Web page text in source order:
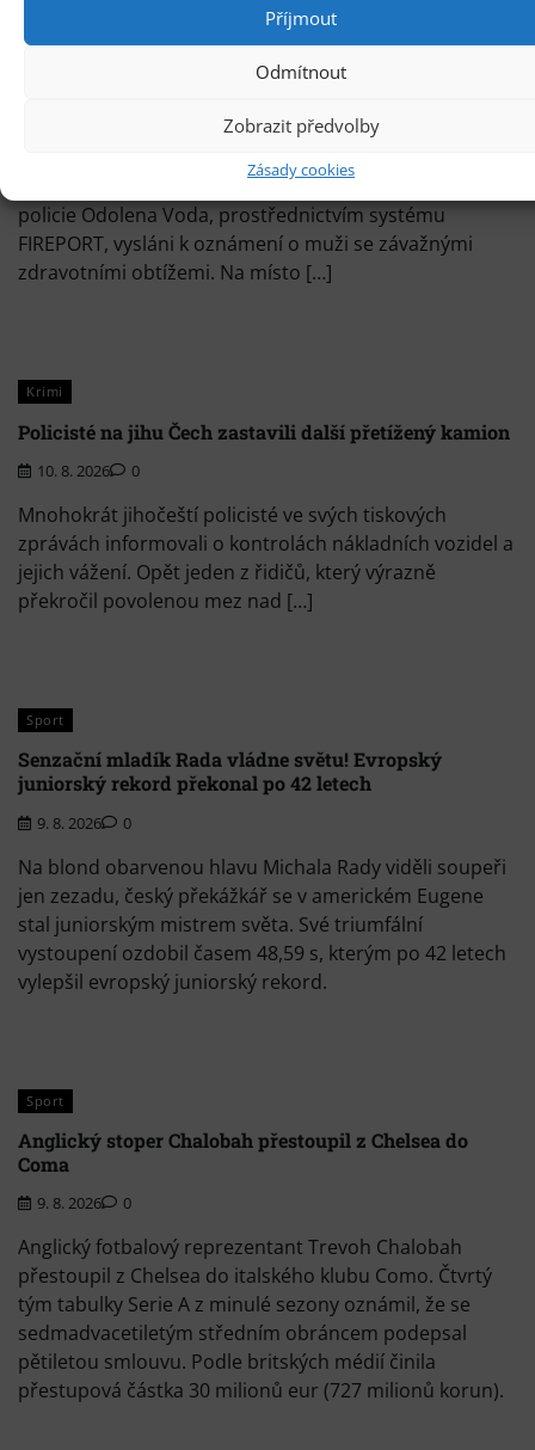
Příjmout
Odmítnout
Zobrazit předvolby
Zásady cookies
Dne 31.7.2026, v 18:25 hodin, byli strážníci Městské
policie Odolena Voda, prostřednictvím systému
FIREPORT, vysláni k oznámení o muži se závažnými
zdravotními obtížemi. Na místo […]
Krimi
Policisté na jihu Čech zastavili další přetížený kamion
10. 8. 2026 0
Mnohokrát jihočeští policisté ve svých tiskových
zprávách informovali o kontrolách nákladních vozidel a
jejich vážení. Opět jeden z řidičů, který výrazně
překročil povolenou mez nad […]
Sport
Senzační mladík Rada vládne světu! Evropský
juniorský rekord překonal po 42 letech
9. 8. 2026 0
Na blond obarvenou hlavu Michala Rady viděli soupeři
jen zezadu, český překážkář se v americkém Eugene
stal juniorským mistrem světa. Své triumfální
vystoupení ozdobil časem 48,59 s, kterým po 42 letech
vylepšil evropský juniorský rekord.
Sport
Anglický stoper Chalobah přestoupil z Chelsea do
Coma
9. 8. 2026 0
Anglický fotbalový reprezentant Trevoh Chalobah
přestoupil z Chelsea do italského klubu Como. Čtvrtý
tým tabulky Serie A z minulé sezony oznámil, že se
sedmadvacetiletým středním obráncem podepsal
pětiletou smlouvu. Podle britských médií činila
přestupová částka 30 milionů eur (727 milionů korun).